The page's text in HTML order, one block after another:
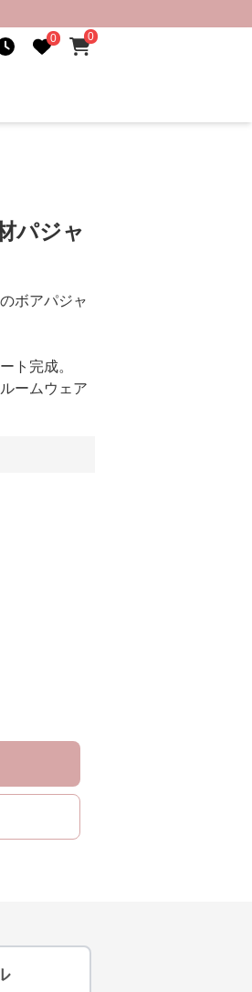
0 0
パジャ
ボアパジャ
ト完成。
ームウェア